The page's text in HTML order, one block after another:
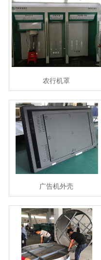
农行机罩
广告机外壳